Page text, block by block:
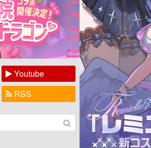
Youtube
RSS